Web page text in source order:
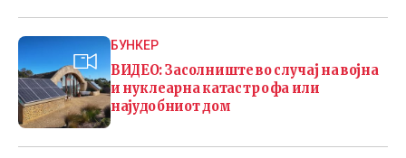
БУНКЕР
ВИДЕО: Засолниште во случај на војна
и нуклеарна катастрофа или
најудобниот дом